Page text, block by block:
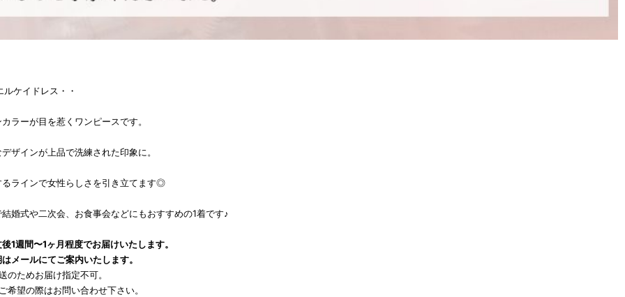
ルケイドレス・・
ラーが目を惹くワンピースです。
ザインが上品で洗練された印象に。
ラインで女性らしさを引き立てます◎
婚式や二次会、お食事会などにもおすすめの1着です♪
1週間〜1ヶ月程度でお届けいたします。
メールにてご案内いたします。
のためお届け指定不可。
希望の際はお問い合わせ下さい。